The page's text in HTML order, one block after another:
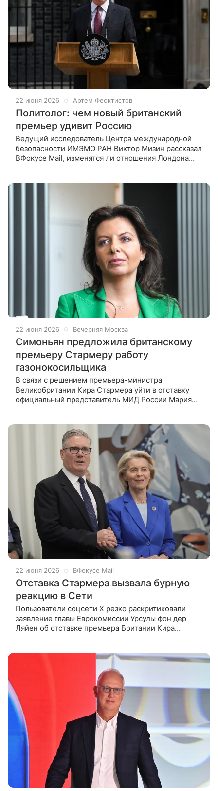
22 июня 2026 Артем Феоктистов
Политолог: чем новый британский
премьер удивит Россию
Ведущий исследователь Центра международной
безопасности ИМЭМО РАН Виктор Мизин рассказал
ВФокусе Mail, изменятся ли отношения Лондона
22 июня 2026 Вечерняя Москва
Симоньян предложила британскому
премьеру Стармеру работу
газонокосильщика
В связи с решением премьера-министра
Великобритании Кира Стармера уйти в отставку
официальный представитель МИД России Мария
22 июня 2026 ВФокусе Mail
Отставка Стармера вызвала бурную
реакцию в Сети
Пользователи соцсети X резко раскритиковали
заявление главы Еврокомиссии Урсулы фон дер
Ляйен об отставке премьера Британии Кира